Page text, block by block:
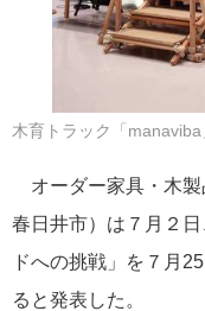
木育トラック「manaviba
オーダー家具・木製
春日井市）は７月２
ドへの挑戦」を７月
ると発表した。